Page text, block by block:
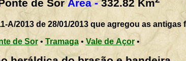
de Sor Área - 332.82 Km
A/2013 de 28/01/2013 que agregou as antigas
de Sor• Tramaga• Vale de Açor•